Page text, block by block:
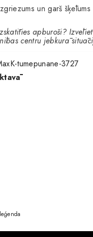
un garš
apburoši?
centru jebkurā
tumepunane-3727